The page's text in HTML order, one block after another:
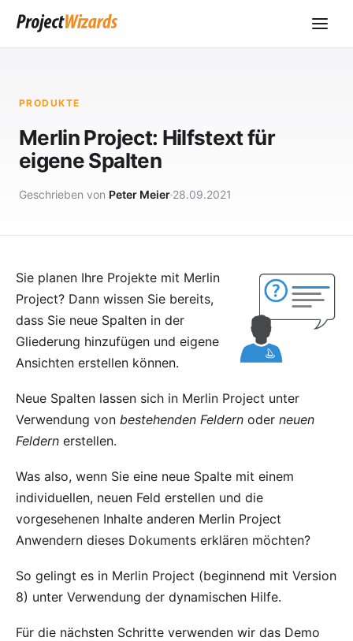
PRODUKTE
Merlin Project: Hilfstext für
eigene Spalten
Geschrieben von Peter Meier 28.09.2021
Sie planen Ihre Projekte mit Merlin
Project? Dann wissen Sie bereits,
dass Sie neue Spalten in der
Gliederung hinzufügen und eigene
Ansichten erstellen können.
Neue Spalten lassen sich in Merlin Project unter
Verwendung von bestehenden Feldern oder neuen
Feldern erstellen.
Was also, wenn Sie eine neue Spalte mit einem
individuellen, neuen Feld erstellen und die
vorgesehenen Inhalte anderen Merlin Project
Anwendern dieses Dokuments erklären möchten?
So gelingt es in Merlin Project (beginnend mit Version
8) unter Verwendung der dynamischen Hilfe.
Für die nächsten Schritte verwenden wir das Demo